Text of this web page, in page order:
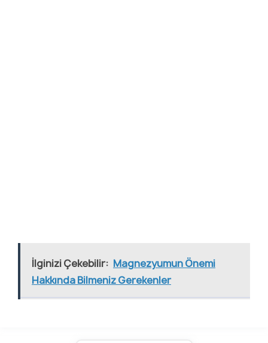
İlginizi Çekebilir: Magnezyumun Önemi
Hakkında Bilmeniz Gerekenler